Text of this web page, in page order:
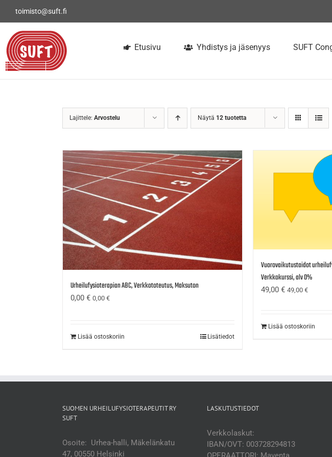
toimisto@suft.fi
Etusivu Yhdistys ja jäsenyys SUFT
Lajittele: Arvostelu Näytä 12 tuotetta
Urheilufysioterapian ABC, Verkkototeutus, Maksuton
0,00 € 0,00 €
Lisää ostoskoriin Lisätiedot
Vuorovaikutustaidot
Verkkokurssi, alv 0%
49,00€ 49,00€
Lisää ostoskoriin
SUOMEN URHEILUFYSIOTERAPEUTIT RY
SUFT
Osoite: Urhea-halli, Mäkelänkatu
47, 00550 Helsinki
LASKUTUSTIEDOT
Verkkolaskut:
IBAN/OVT: 003728294813